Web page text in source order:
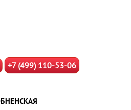
+7 (499) 110-53-06